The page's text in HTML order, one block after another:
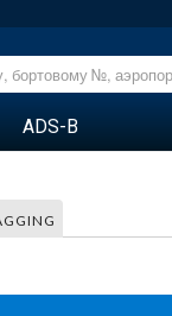
ADS-B